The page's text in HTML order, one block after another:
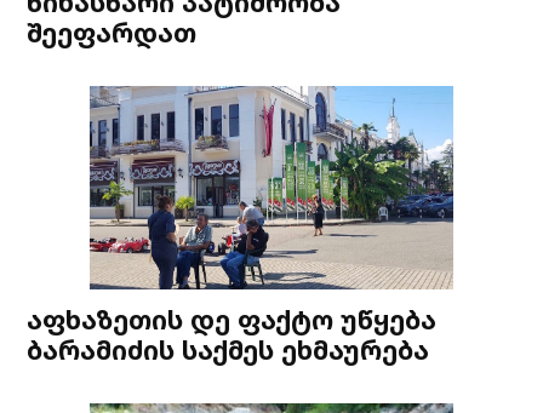
შეეფარდათ
აფხაზეთის დე ფაქტო უწყება
ბარამიძის საქმეს ეხმაურება